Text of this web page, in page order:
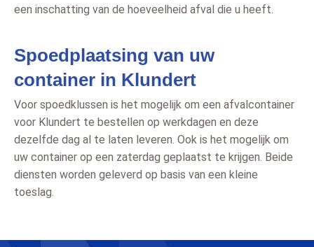
een inschatting van de hoeveelheid afval die u heeft.
Spoedplaatsing van uw
container in Klundert
Voor spoedklussen is het mogelijk om een afvalcontainer
voor Klundert te bestellen op werkdagen en deze
dezelfde dag al te laten leveren. Ook is het mogelijk om
uw container op een zaterdag geplaatst te krijgen. Beide
diensten worden geleverd op basis van een kleine
toeslag.